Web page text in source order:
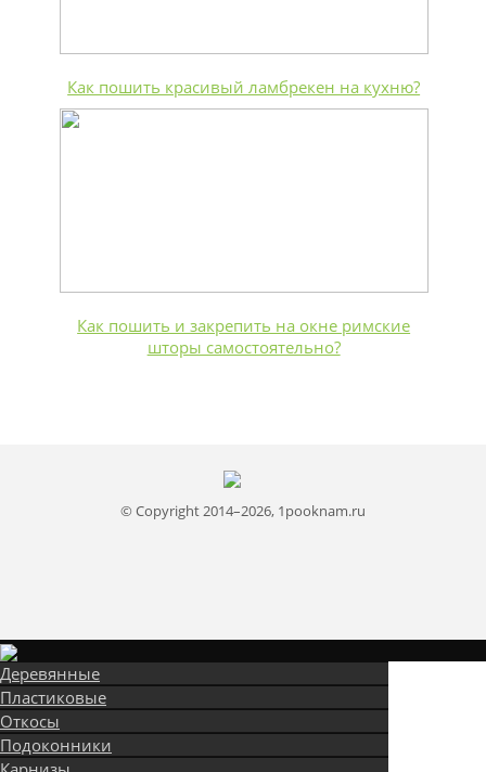
Как пошить красивый ламбрекен на кухню?
Как пошить и закрепить на окне римские
шторы самостоятельно?
© Copyright 2014–2026, 1pooknam.ru
Деревянные
Пластиковые
Откосы
Подоконники